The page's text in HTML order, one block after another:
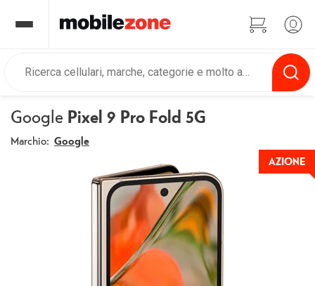
Google Pixel 9 Pro Fold 5G
Marchio: Google
AZIONE